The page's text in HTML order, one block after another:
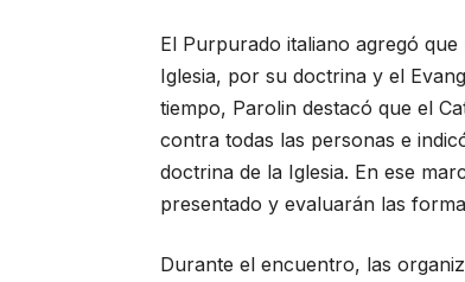
El Purpurado italiano agregó
Iglesia, por su doctrina y el
tiempo, Parolin destacó que el
contra todas las personas e
doctrina de la Iglesia. En ese
presentado y evaluarán las
Durante el encuentro, las